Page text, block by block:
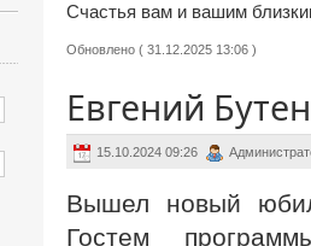
Счастья вам и вашим
Обновлено ( 31.12.2025 13:06 )
Евгений
15.10.2024 09:26
Вышел новый
Гостем